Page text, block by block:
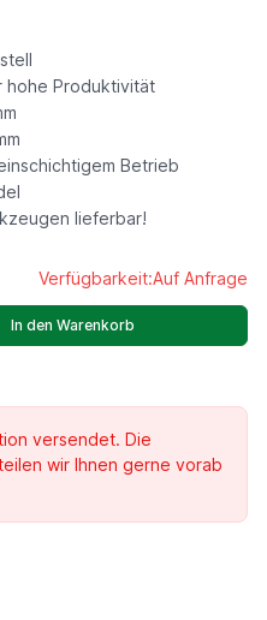
hohe Produktivität
Betrieb
lieferbar!
Verfügbarkeit:Auf Anfrage
In den Warenkorb
versendet. Die
wir Ihnen gerne vorab